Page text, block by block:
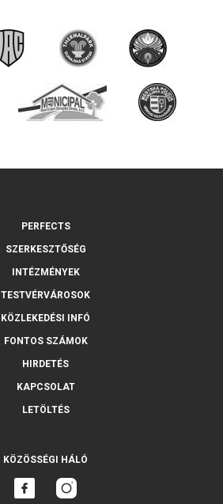
PERFECTS
SZERKESZTŐSÉG
INTÉZMÉNYEK
TESTVÉRVÁROSOK
KÖZLEKEDÉSI INFÓ
FONTOS SZÁMOK
HIRDETÉS
KAPCSOLAT
LETÖLTÉS
KÖZÖSSÉGI HÁLÓ